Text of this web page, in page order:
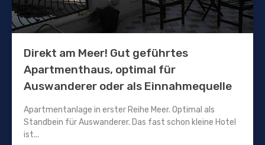
Direkt am Meer! Gut geführtes
Apartmenthaus, optimal für
Auswanderer oder als Einnahmequelle
Apartmentanlage in erster Reihe Meer. Optimal als
Standbein für Auswanderer. Das fast schon kleine Hotel
ist...